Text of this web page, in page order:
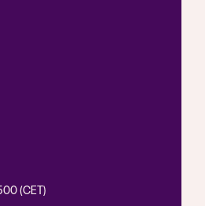
(CET)